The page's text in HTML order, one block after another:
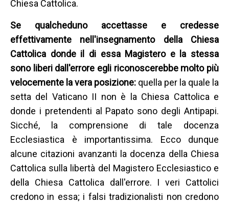
Chiesa Cattolica.
Se qualcheduno accettasse e credesse
effettivamente nell'insegnamento della Chiesa
Cattolica donde il di essa Magistero e la stessa
sono liberi dall'errore egli riconoscerebbe molto più
velocemente la vera posizione: quella per la quale la
setta del Vaticano II non è la Chiesa Cattolica e
donde i pretendenti al Papato sono degli Antipapi.
Sicché, la comprensione di tale docenza
Ecclesiastica è importantissima. Ecco dunque
alcune citazioni avanzanti la docenza della Chiesa
Cattolica sulla libertà del Magistero Ecclesiastico e
della Chiesa Cattolica dall'errore. I veri Cattolici
credono in essa; i falsi tradizionalisti non credono